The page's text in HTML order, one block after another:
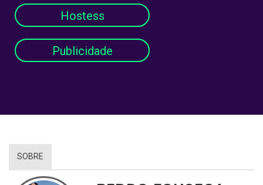
Hostess
Publicidade
SOBRE